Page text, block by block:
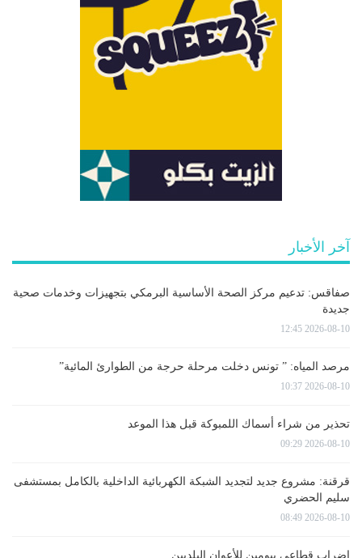
آخر الأخبار
صفاقس: تدعيم مركز الصحة الأساسية البرمكي بتجهيزات وخدمات صحية
جديدة
2026-08-10 12:45
مرصد المياه: ” تونس دخلت مرحلة حرجة من الطوارئ المائية”
2026-08-10 10:37
تحذير من شراء أسماك اللمبوكة قبل هذا الموعد
2026-08-10 09:29
قرقنة: مشروع جديد لتجديد الشبكة الكهربائية الداخلية بالكامل بمستشفى
سليم الحضري
2026-08-10 08:49
إضراب قطاعي بيومين للأعوان البلديين